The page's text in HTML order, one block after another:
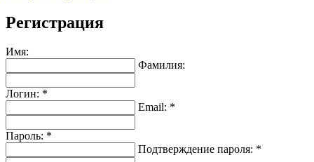
Регистрация
Имя:
Фамилия:
Логин: *
Email: *
Пароль: *
Подтверждение пароля: *